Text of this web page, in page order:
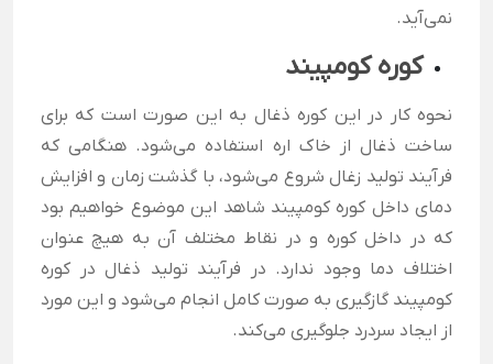
نمی‌آید.
کوره کومپیند
نحوه کار در این کوره ذغال به این صورت است که برای
ساخت ذغال از خاک اره استفاده می‌شود. هنگامی که
فرآیند تولید زغال شروع می‌شود، با گذشت زمان و افزایش
دمای داخل کوره کومپیند شاهد این موضوع خواهیم بود
که در داخل کوره و در نقاط مختلف آن به هیچ عنوان
اختلاف دما وجود ندارد. در فرآیند تولید ذغال در کوره
کومپیند گازگیری به صورت کامل انجام می‌شود و این مورد
از ایجاد سردرد جلوگیری می‌کند.